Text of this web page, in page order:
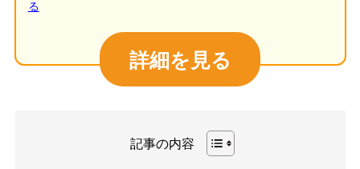
る
詳細を見る
記事の内容